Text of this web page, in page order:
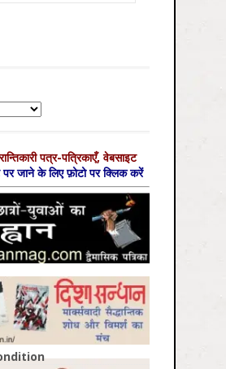
पत्र-पत्रिकाएँ, वेबसाइट
पर जाने के लिए फ़ोटो पर क्लिक करें